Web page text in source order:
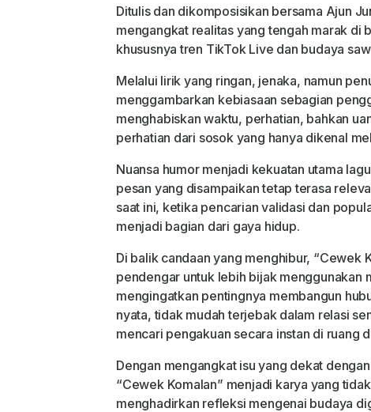
Ditulis dan dikomposisikan bersama Ajun
mengangkat realitas yang tengah marak di
khususnya tren TikTok Live dan budaya
Melalui lirik yang ringan, jenaka, namun
menggambarkan kebiasaan sebagian
menghabiskan waktu, perhatian, bahkan
perhatian dari sosok yang hanya dikenal
Nuansa humor menjadi kekuatan utama
pesan yang disampaikan tetap terasa
saat ini, ketika pencarian validasi dan
menjadi bagian dari gaya hidup.
Di balik candaan yang menghibur, “Cewek
pendengar untuk lebih bijak menggunakan
mengingatkan pentingnya membangun
nyata, tidak mudah terjebak dalam relasi
mencari pengakuan secara instan di ruang
Dengan mengangkat isu yang dekat
“Cewek Komalan” menjadi karya yang
menghadirkan refleksi mengenai budaya